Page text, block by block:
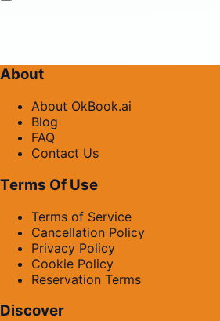
About
About OkBook.ai
Blog
FAQ
Contact Us
Terms Of Use
Terms of Service
Cancellation Policy
Privacy Policy
Cookie Policy
Reservation Terms
Discover